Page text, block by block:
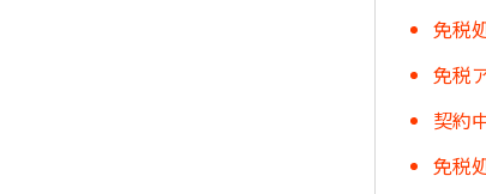
免税
免税
契約
免税